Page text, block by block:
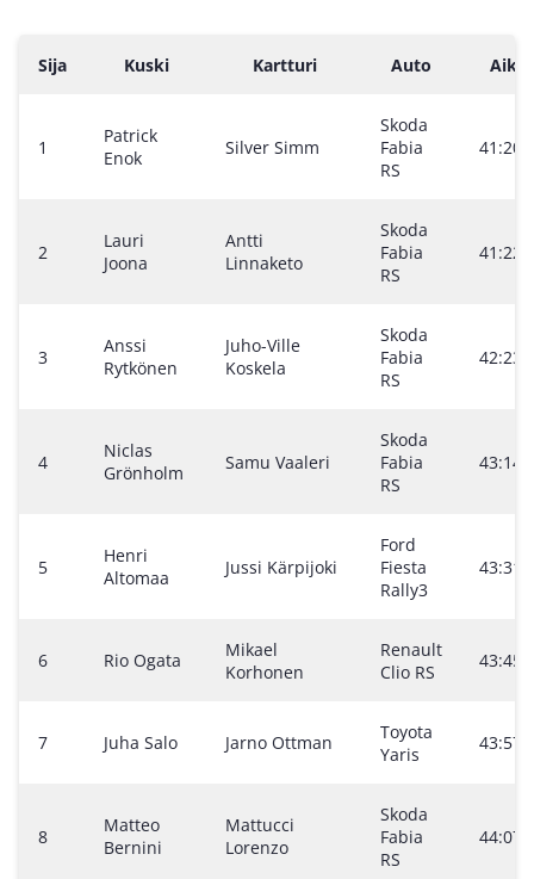
Sija Kuski Kartturi Auto Aika
1
Patrick
Enok
Silver Simm
Skoda
Fabia
RS
2
Lauri
Joona
Antti
Linnaketo
Skoda
Fabia
RS
3
Anssi
Rytkönen
Juho-Ville
Koskela
Skoda
Fabia
RS
4
Niclas
Grönholm
Samu Vaaleri
Skoda
Fabia
RS
5
Henri
Altomaa
Jussi Kärpijoki
Ford
Fiesta
Rally3
6 Rio Ogata
Mikael
Korhonen
Renault
Clio RS
7 Juha Salo Jarno Ottman
Toyota
Yaris
8
Matteo
Bernini
Mattucci
Lorenzo
Skoda
Fabia
RS